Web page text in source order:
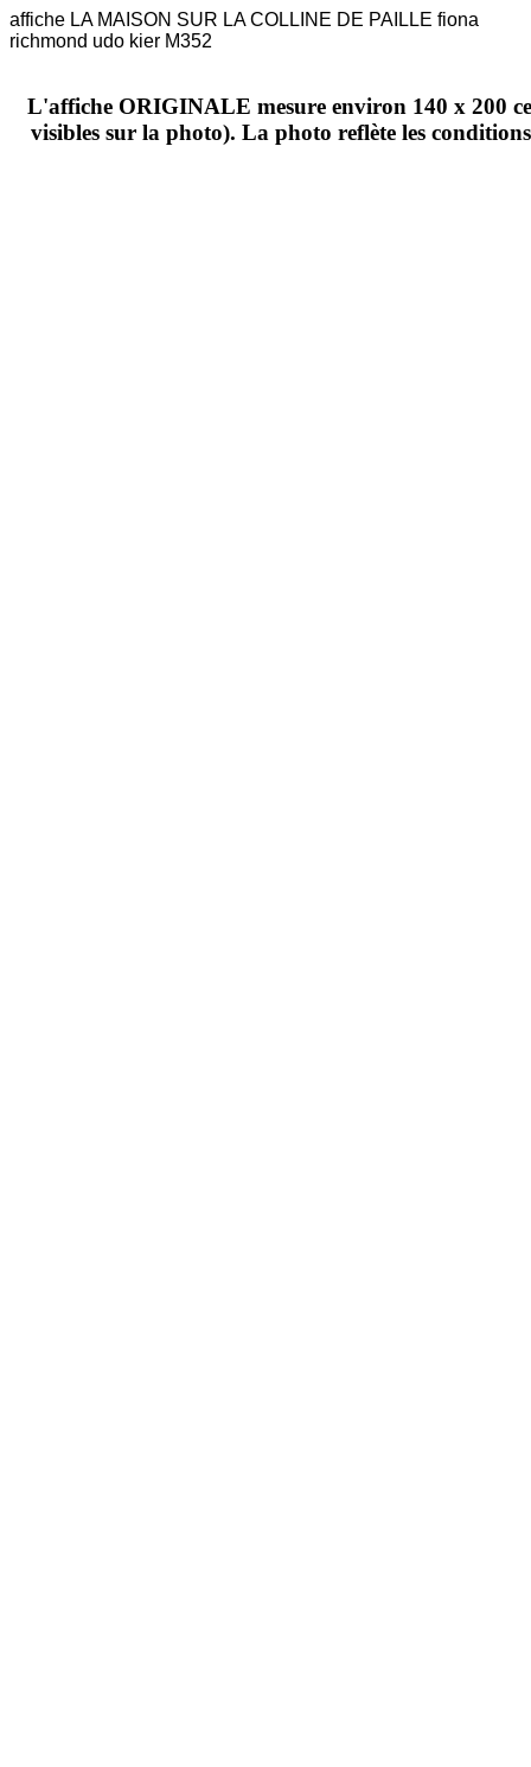
affiche LA MAISON SUR LA COLLINE DE PAILLE fiona
richmond udo kier M352
L'affiche ORIGINALE mesure environ 140 x 200
visibles sur la photo). La photo reflète les